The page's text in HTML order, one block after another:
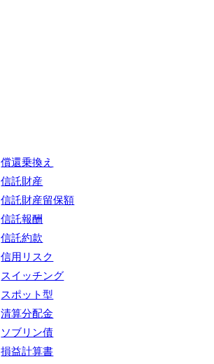
償還乗換え
信託財産
信託財産留保額
信託報酬
信託約款
信用リスク
スイッチング
スポット型
清算分配金
ソブリン債
損益計算書